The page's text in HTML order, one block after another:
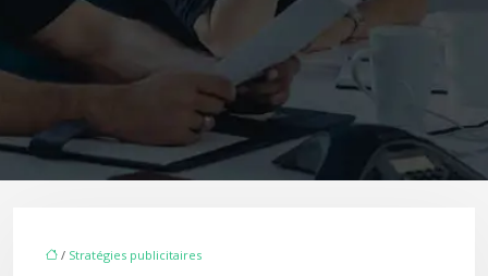
/ Stratégies publicitaires